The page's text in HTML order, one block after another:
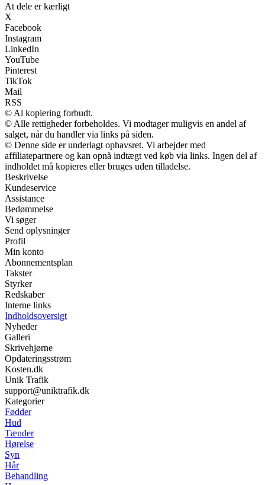
At dele er kærligt
X
Facebook
Instagram
LinkedIn
YouTube
Pinterest
TikTok
Mail
RSS
© Al kopiering forbudt.
© Alle rettigheder forbeholdes. Vi modtager muligvis en andel af
salget, når du handler via links på siden.
© Denne side er underlagt ophavsret. Vi arbejder med
affiliatepartnere og kan opnå indtægt ved køb via links. Ingen del af
indholdet må kopieres eller bruges uden tilladelse.
Beskrivelse
Kundeservice
Assistance
Bedømmelse
Vi søger
Send oplysninger
Profil
Min konto
Abonnementsplan
Takster
Styrker
Redskaber
Interne links
Indholdsoversigt
Nyheder
Galleri
Skrivehjørne
Opdateringsstrøm
Kosten.dk
Unik Trafik
support@uniktrafik.dk
Kategorier
Fødder
Hud
Tænder
Hørelse
Syn
Hår
Behandling